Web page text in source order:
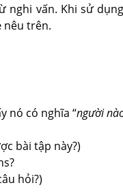
nghi vấn. Khi sử
nêu trên.
nó có nghĩa “người
bài tập này?)
hỏi?)